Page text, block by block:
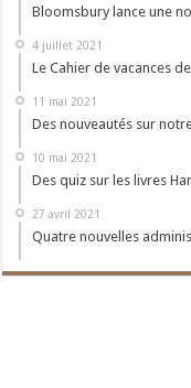
Bloomsbury lance une
4 juillet 2021
Le Cahier de vacances
11 mai 2021
Des nouveautés sur
10 mai 2021
Des quiz sur les livres
27 avril 2021
Quatre nouvelles